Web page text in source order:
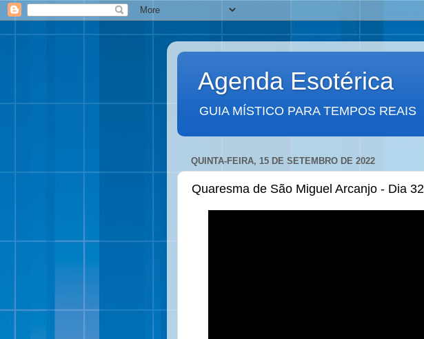
Agenda Esotérica
GUIA MÍSTICO PARA TEMPOS REAIS
QUINTA-FEIRA, 15 DE SETEMBRO DE 2022
Quaresma de São Miguel Arcanjo - Dia 32